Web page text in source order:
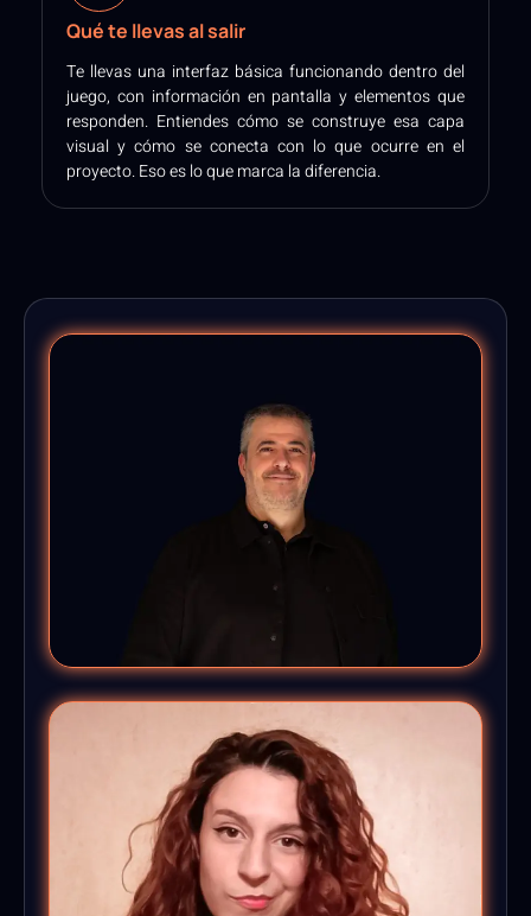
Qué te llevas al salir
Te llevas una interfaz básica funcionando dentro del
juego, con información en pantalla y elementos que
responden. Entiendes cómo se construye esa capa
visual y cómo se conecta con lo que ocurre en el
proyecto. Eso es lo que marca la diferencia.